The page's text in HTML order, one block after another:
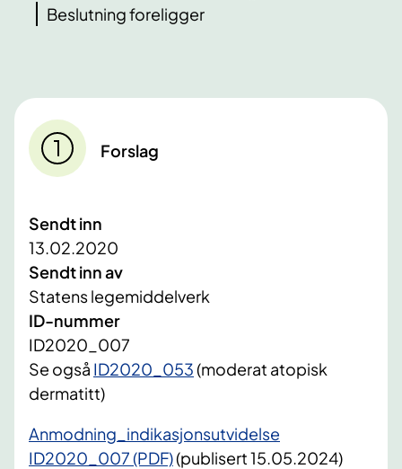
Beslutning foreligger
Forslag
Sendt inn
13.02.2020
Sendt inn av
Statens legemiddelverk
ID-nummer
ID2020_007
Se også ID2020_053(moderat atopisk
dermatitt)
Anmodning_indikasjonsutvidelse
ID2020_007 (PDF)(publisert 15.05.2024)